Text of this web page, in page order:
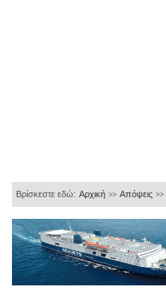
Βρίσκεστε εδώ: Αρχική >> Απόψεις >>